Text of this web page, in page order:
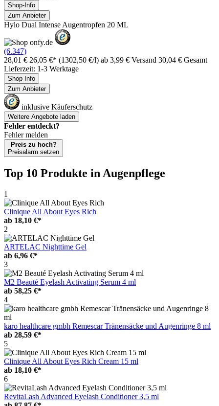
Shop-Info
Zum Anbieter
Hylo Dual Intense Augentropfen 20 ML
(6.347)
28,01 € 26,05 €* (1302,50 €/l) ab 3,99 € Versand 30,04 € Gesamt
Lieferzeit: 1-3 Werktage
Shop-Info
Zum Anbieter
inklusive Käuferschutz
Weitere Angebote laden
Fehler entdeckt?
Fehler melden
Preis zu hoch?
Preisalarm setzen
Top 10 Produkte in Augenpflege
1
Clinique All About Eyes Rich
ab 18,10 €*
2
ARTELAC Nighttime Gel
ab 6,96 €*
3
M2 Beauté Eyelash Activating Serum 4 ml
ab 58,25 €*
4
karo healthcare gmbh Remescar Tränensäcke und Augenringe 8 ml
ab 28,59 €*
5
Clinique All About Eyes Rich Cream 15 ml
ab 18,10 €*
6
RevitaLash Advanced Eyelash Conditioner 3,5 ml